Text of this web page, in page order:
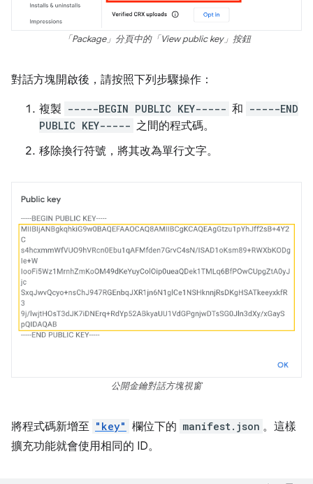
「Package」分頁中的「View public key」按鈕
對話方塊開啟後，請按照下列步驟操作：
複製 -----BEGIN PUBLIC KEY----- 和 -----END
PUBLIC KEY----- 之間的程式碼。
移除換行符號，將其改為單行文字。
公開金鑰對話方塊視窗
將程式碼新增至 "key" 欄位下的 manifest.json 。這樣
擴充功能就會使用相同的 ID。